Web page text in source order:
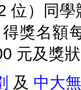
位）同
獎名額
元及獎
及 中大